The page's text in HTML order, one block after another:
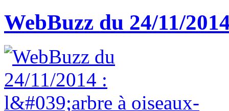
WebBuzz du 24/11/